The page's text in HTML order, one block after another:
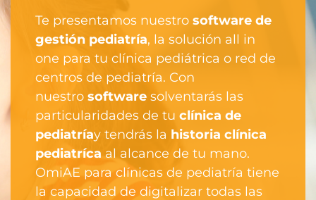
Te presentamos nuestro software de
gestión pediatría, la solución all in
one para tu clínica pediátrica o red de
centros de pediatría. Con
nuestro software solventarás las
particularidades de tu clínica de
pediatríay tendrás la historia clínica
pediatríca al alcance de tu mano.
OmiAE para clínicas de pediatría tiene
la capacidad de digitalizar todas las